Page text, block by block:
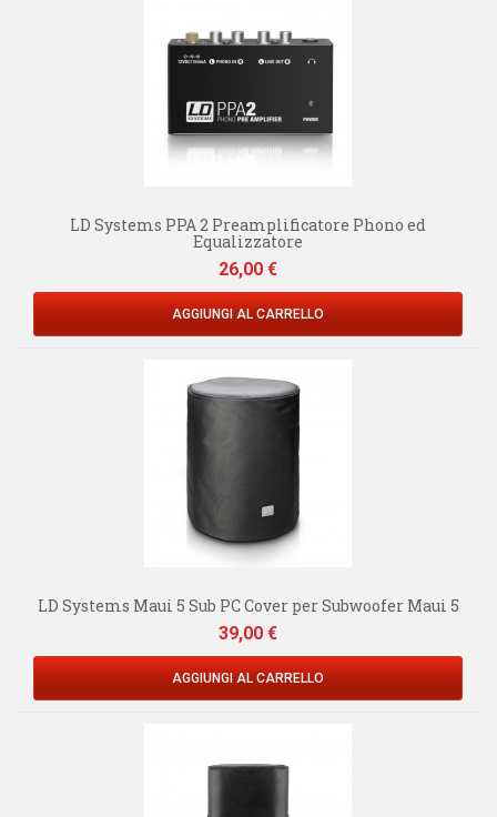
LD Systems PPA 2 Preamplificatore Phono ed
Equalizzatore
Prezzo
26,00 €
AGGIUNGI AL CARRELLO
LD Systems Maui 5 Sub PC Cover per Subwoofer Maui 5
Prezzo
39,00 €
AGGIUNGI AL CARRELLO